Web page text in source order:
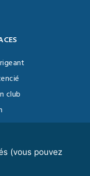
(vous pouvez
club